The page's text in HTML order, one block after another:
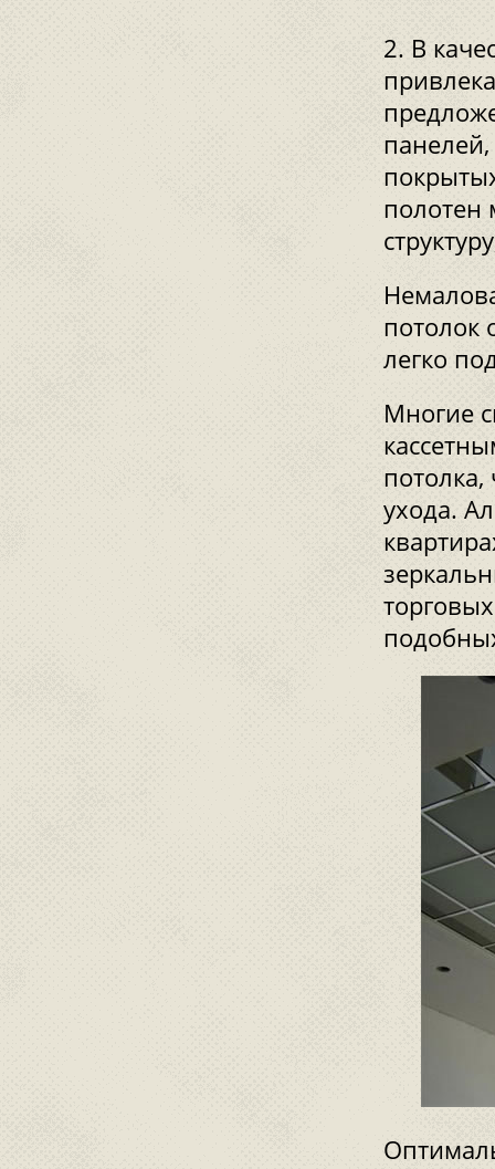
В
полотен
потолок
легко
Многие
потолка,
ухода.